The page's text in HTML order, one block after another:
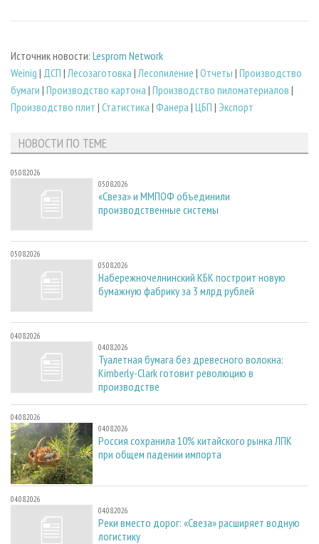
Источник новости: Lesprom Network
Weinig | ДСП |Лесозаготовка |Лесопиление | Отчеты | Производство
бумаги | Производство картона | Производство пиломатериалов |
Производство плит | Статистика | Фанера | ЦБП | Экспорт
НОВОСТИ ПО ТЕМЕ
05.08.2026
05.08.2026
«Свеза» и ММПОФ объединили
производственные системы
05.08.2026
05.08.2026
Набережночелнинский КБК построит новую
бумажную фабрику за 3 млрд рублей
04.08.2026
04.08.2026
Туалетная бумага без древесного волокна:
Kimberly-Clark готовит революцию в
производстве
04.08.2026
04.08.2026
Россия сохранила 10% китайского рынка ЛПК
при общем падении импорта
04.08.2026
04.08.2026
Реки вместо дорог: «Свеза» расширяет водную
логистику